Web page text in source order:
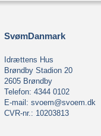
SvømDanmark
Idrættens Hus
Brøndby Stadion 20
2605 Brøndby
Telefon: 4344 0102
E-mail: svoem@svoem.dk
CVR-nr.: 10203813